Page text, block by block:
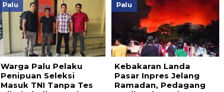
Palu
Warga Palu Pelaku
Penipuan Seleksi
Masuk TNI Tanpa Tes
Palu
Kebakaran Landa
Pasar Inpres Jelang
Ramadan, Pedagang